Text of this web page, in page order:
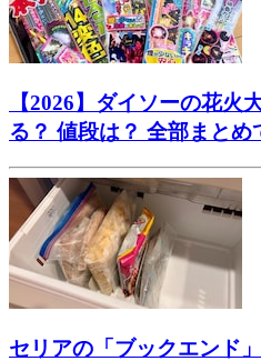
【2026】ダイソーの花火
る？ 値段は？ 全部まとめ
セリアの「ブックエンド